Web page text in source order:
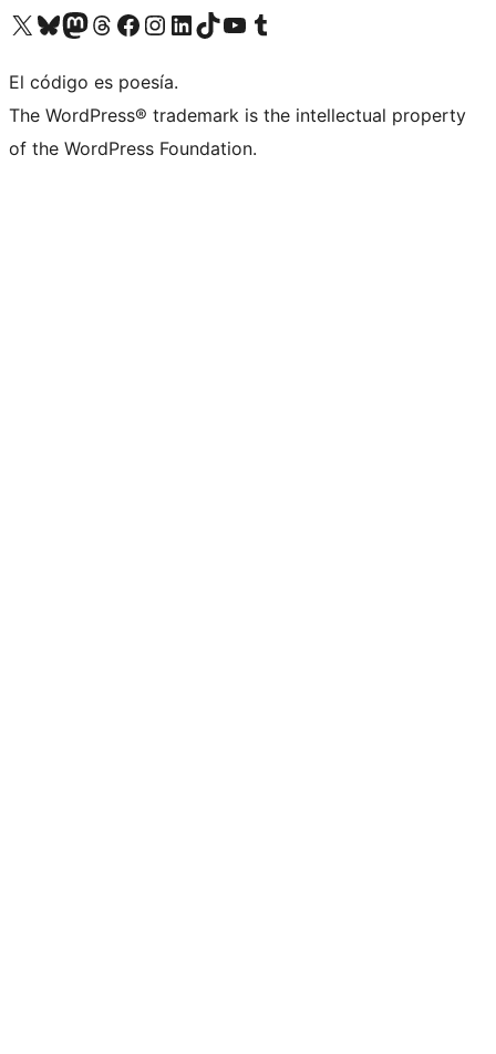
Visit our X (formerly Twitter) account
Visit our Bluesky account
Visita nuestra cuenta de Twitter
Visit our Threads account
Visita nuestra página de Facebook
Visite nuestra cuenta de Instagram
Visit our LinkedIn account
Visit our TikTok account
Visit our YouTube channel
Visit our Tumblr account
El código es poesía.
The WordPress® trademark is the intellectual property
of the WordPress Foundation.